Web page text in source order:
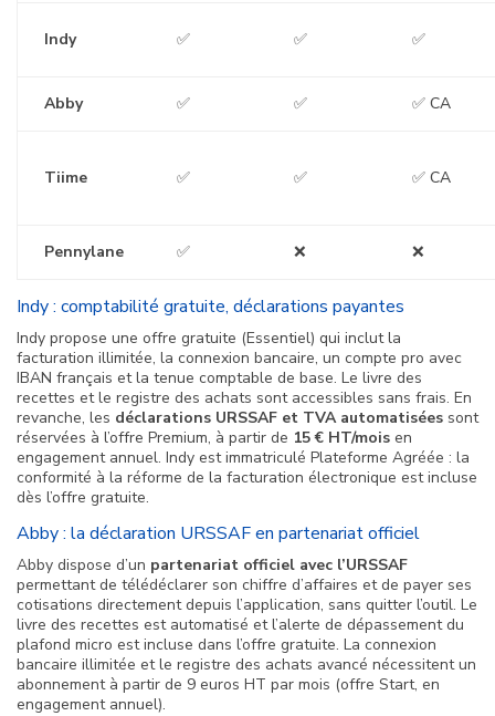
Indy ✅ ✅ ✅
Abby ✅ ✅ ✅ CA
Tiime ✅ ✅ ✅ CA
Pennylane ✅ ❌ ❌
Indy : comptabilité gratuite, déclarations payantes
Indy propose une offre gratuite (Essentiel) qui inclut la
facturation illimitée, la connexion bancaire, un compte pro avec
IBAN français et la tenue comptable de base. Le livre des
recettes et le registre des achats sont accessibles sans frais. En
revanche, les déclarations URSSAF et TVA automatisées sont
réservées à l’offre Premium, à partir de 15 € HT/mois en
engagement annuel. Indy est immatriculé Plateforme Agréée : la
conformité à la réforme de la facturation électronique est incluse
dès l’offre gratuite.
Abby : la déclaration URSSAF en partenariat officiel
Abby dispose d’un partenariat officiel avec l’URSSAF
permettant de télédéclarer son chiffre d’affaires et de payer ses
cotisations directement depuis l’application, sans quitter l’outil. Le
livre des recettes est automatisé et l’alerte de dépassement du
plafond micro est incluse dans l’offre gratuite. La connexion
bancaire illimitée et le registre des achats avancé nécessitent un
abonnement à partir de 9 euros HT par mois (offre Start, en
engagement annuel).